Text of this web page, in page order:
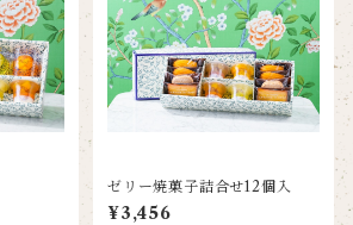
ゼリー焼菓子詰合せ12個入
¥3,456